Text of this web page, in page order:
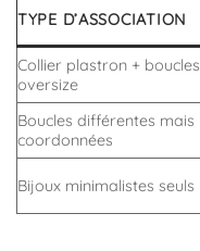
TYPE D’ASSOCIATION
Collier plastron + boucles
oversize
Boucles différentes mais
coordonnées
Bijoux minimalistes seuls